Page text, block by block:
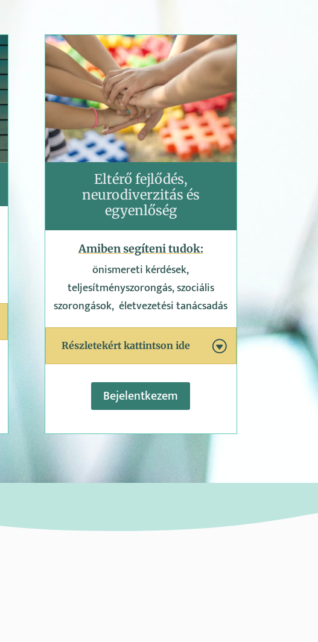
Eltérő fejlődés,
neurodiverzitás és
egyenlőség
Amiben segíteni tudok:
önismereti kérdések,
teljesítményszorongás, szociális
szorongások, életvezetési tanácsadás
Részletekért kattintson ide
Bejelentkezem